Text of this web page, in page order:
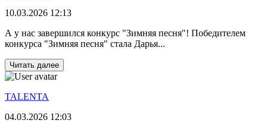
10.03.2026 12:13
А у нас завершился конкурс "Зимняя песня"! Победителем
конкурса "Зимняя песня" стала Дарья...
Читать далее
TALENTA
04.03.2026 12:03